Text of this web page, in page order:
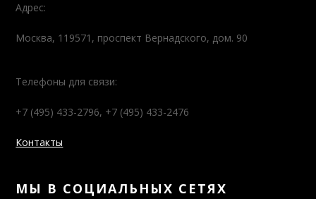
Адрес:
Москва, 119571, проспект Вернадского, дом. 90
Телефоны для связи:
+7 (495) 433-2796, +7 (495) 433-2476
Контакты
МЫ В СОЦИАЛЬНЫХ СЕТЯХ